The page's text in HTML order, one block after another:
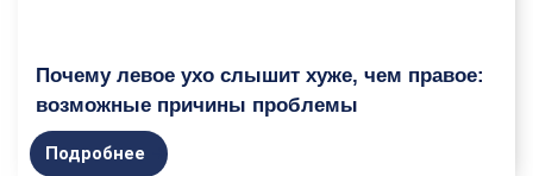
Почему левое ухо слышит хуже, чем правое:
возможные причины проблемы
Подробнее